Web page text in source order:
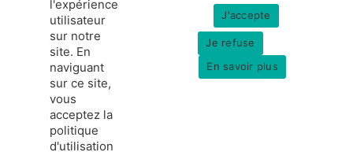
france-hydrogene.org
Données personnelles
l'expérience
utilisateur
sur notre
site. En
naviguant
sur ce site,
vous
acceptez la
politique
d'utilisation
J'accepte
Je refuse
En savoir plus